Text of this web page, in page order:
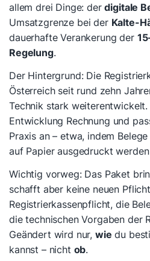
allem drei Dinge: derdigitale
Umsatzgrenze bei der Kalte-
dauerhafte Verankerung der
Regelung.
Der Hintergrund: Die
Österreich seit rund zehn
Technik stark
Entwicklung Rechnung und
Praxis an – etwa, indem
auf Papier ausgedruckt werden
Wichtig vorweg: Das Paket
schafft aber keine neuen
Registrierkassenpflicht, die
die technischen Vorgaben der
Geändert wird nur, wie du
kannst – nicht ob.